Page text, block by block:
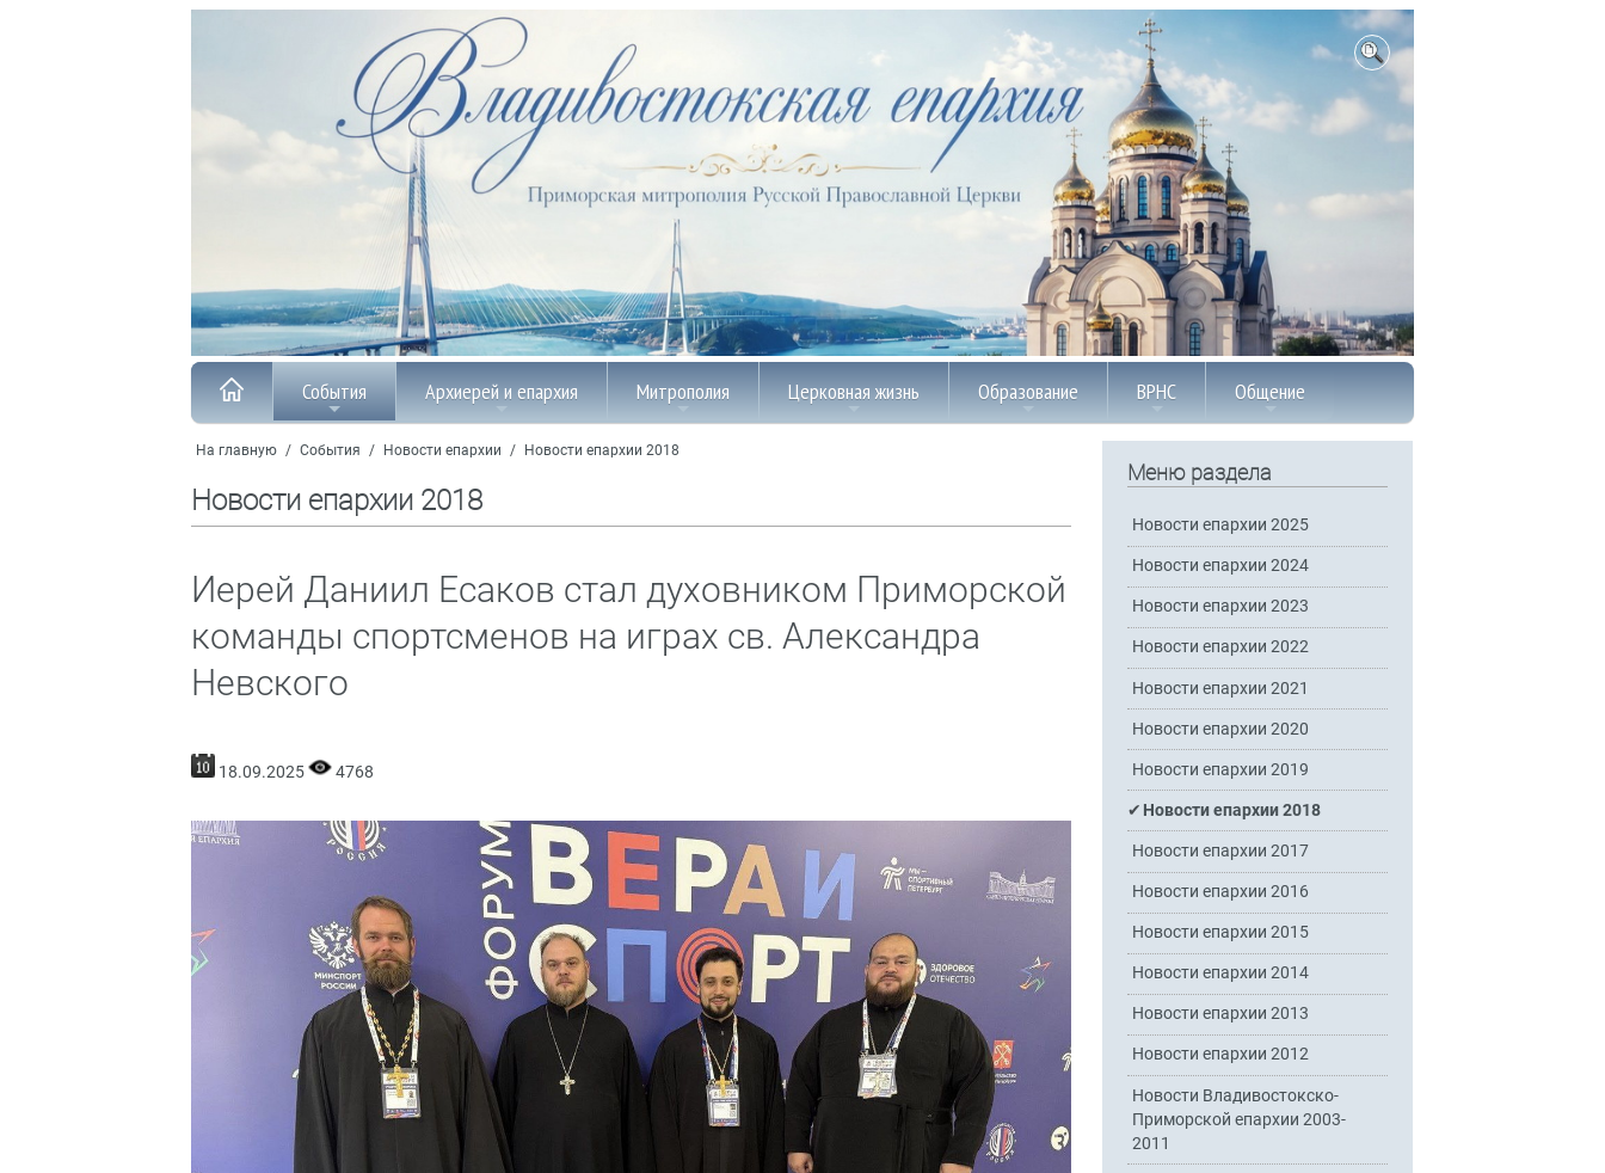
События Архиерей и епархия Митрополия Церковная жизнь Образование ВРНС Общение
На главную / События / Новости епархии / Новости епархии 2018
Новости епархии 2018
Иерей Даниил Есаков стал духовником Приморской
команды спортсменов на играх св. Александра
Невского
18.09.2025 4768
Меню раздела
Новости епархии 2025
Новости епархии 2024
Новости епархии 2023
Новости епархии 2022
Новости епархии 2021
Новости епархии 2020
Новости епархии 2019
Новости епархии 2018
Новости епархии 2017
Новости епархии 2016
Новости епархии 2015
Новости епархии 2014
Новости епархии 2013
Новости епархии 2012
Новости Владивостокско-
Приморской епархии 2003-
2011